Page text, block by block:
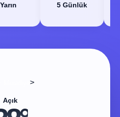
Yarın 5 Günlük
>
Açık